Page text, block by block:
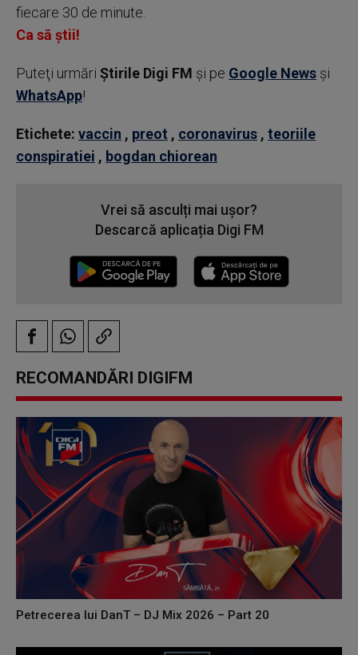
fiecare 30 de minute.
Ca să știi!
Puteţi urmări Știrile Digi FM şi pe Google News şi
WhatsApp!
Etichete: vaccin , preot , coronavirus , teoriile
conspiratiei , bogdan chiorean
Vrei să asculți mai ușor?
Descarcă aplicația Digi FM
RECOMANDĂRI DIGIFM
Petrecerea lui DanT – DJ Mix 2026 – Part 20